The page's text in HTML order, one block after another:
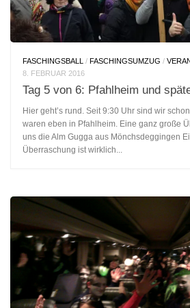
FASCHINGSBALL / FASCHINGSUMZUG /
8. FEBRUAR 2016
Tag 5 von 6: Pfahlheim und
Hier geht’s rund. Seit 9:30 Uhr sind wir
waren eben in Pfahlheim. Eine ganz große
uns die Alm Gugga aus Mönchsdeggingen
Überraschung ist wirklich...